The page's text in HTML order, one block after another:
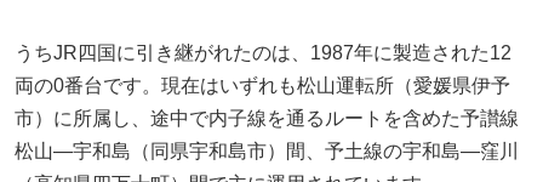
うちJR四国に引き継がれたのは、1987年に製造された12
両の0番台です。現在はいずれも松山運転所（愛媛県伊予
市）に所属し、途中で内子線を通るルートを含めた予讃線
松山―宇和島（同県宇和島市）間、予土線の宇和島―窪川